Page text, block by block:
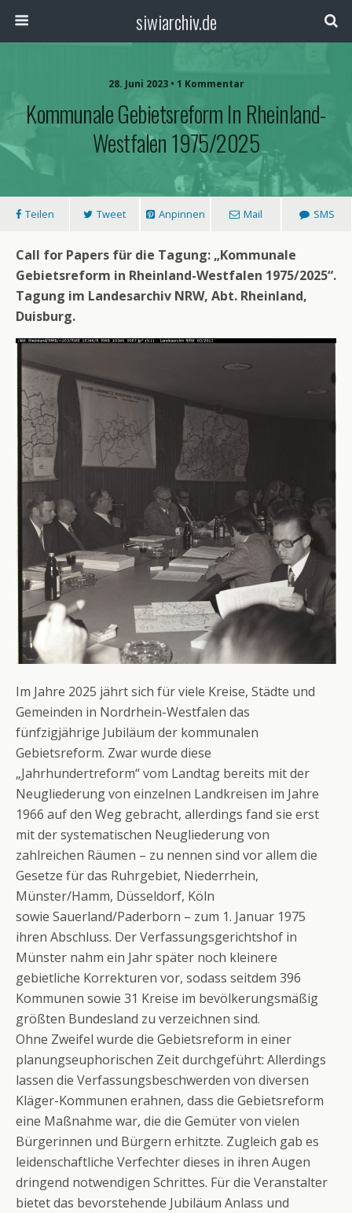
siwiarchiv.de
28. Juni 2023 • 1 Kommentar
Kommunale Gebietsreform In Rheinland-
Westfalen 1975/2025
Teilen Tweet Anpinnen Mail SMS
Call for Papers für die Tagung: „Kommunale
Gebietsreform in Rheinland-Westfalen 1975/2025“.
Tagung im Landesarchiv NRW, Abt. Rheinland,
Duisburg.
Im Jahre 2025 jährt sich für viele Kreise, Städte und
Gemeinden in Nordrhein-Westfalen das
fünfzigjährige Jubiläum der kommunalen
Gebietsreform. Zwar wurde diese
„Jahrhundertreform“ vom Landtag bereits mit der
Neugliederung von einzelnen Landkreisen im Jahre
1966 auf den Weg gebracht, allerdings fand sie erst
mit der systematischen Neugliederung von
zahlreichen Räumen – zu nennen sind vor allem die
Gesetze für das Ruhrgebiet, Niederrhein,
Münster/Hamm, Düsseldorf, Köln
sowie Sauerland/Paderborn – zum 1. Januar 1975
ihren Abschluss. Der Verfassungsgerichtshof in
Münster nahm ein Jahr später noch kleinere
gebietliche Korrekturen vor, sodass seitdem 396
Kommunen sowie 31 Kreise im bevölkerungsmäßig
größten Bundesland zu verzeichnen sind.
Ohne Zweifel wurde die Gebietsreform in einer
planungseuphorischen Zeit durchgeführt: Allerdings
lassen die Verfassungsbeschwerden von diversen
Kläger-Kommunen erahnen, dass die Gebietsreform
eine Maßnahme war, die die Gemüter von vielen
Bürgerinnen und Bürgern erhitzte. Zugleich gab es
leidenschaftliche Verfechter dieses in ihren Augen
dringend notwendigen Schrittes. Für die Veranstalter
bietet das bevorstehende Jubiläum Anlass und